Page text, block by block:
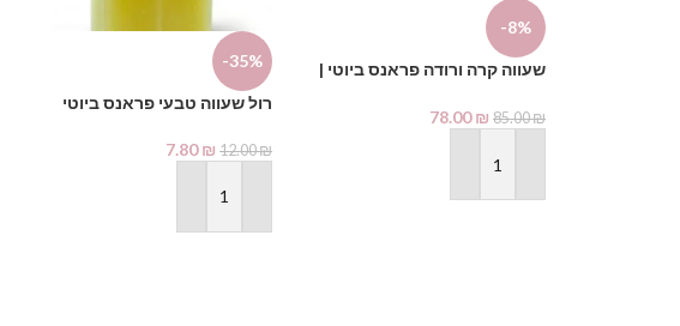
-8%
שעווה קרה ורודה פראנס ביוטי |
85.00₪
78.00₪
הוספה לסל
-35%
רול שעווה טבעי פראנס ביוטי
12.00₪
7.80₪
הוספה לסל